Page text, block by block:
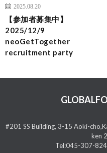
2025.08.20
【参加者募集中】
2025/12/9
neoGetTogether
recruitment party
#201 SS Building, 3-15 Aoki-
ken
Tel:045-307-